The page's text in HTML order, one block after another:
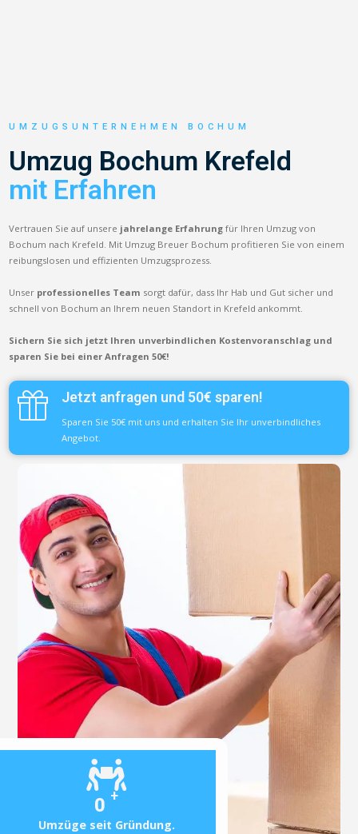
0 +
Umzüge seit Gründung.
UMZUGSUNTERNEHMEN BOCHUM
Umzug Bochum Krefeld
mit Erfahren
Vertrauen Sie auf unsere jahrelange Erfahrung für Ihren Umzug von
Bochum nach Krefeld. Mit Umzug Breuer Bochum profitieren Sie von einem
reibungslosen und effizienten Umzugsprozess.
Unser professionelles Team sorgt dafür, dass Ihr Hab und Gut sicher und
schnell von Bochum an Ihrem neuen Standort in Krefeld ankommt.
Sichern Sie sich jetzt Ihren unverbindlichen Kostenvoranschlag und
sparen Sie bei einer Anfragen 50€!
Jetzt anfragen und 50€ sparen!
Sparen Sie 50€ mit uns und erhalten Sie Ihr unverbindliches
Angebot.